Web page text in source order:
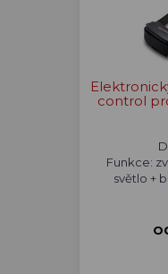
control
Funkce:
světlo +